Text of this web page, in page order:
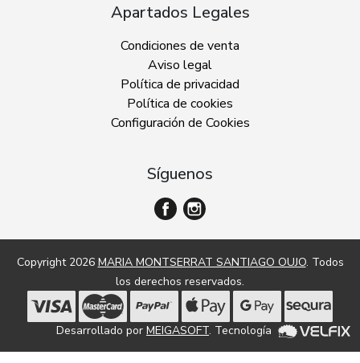
Apartados Legales
Condiciones de venta
Aviso legal
Política de privacidad
Política de cookies
Configuración de Cookies
Síguenos
Copyright 2026 MARIA MONTSERRAT SANTIAGO OUJO. Todos
los derechos reservados.
Desarrollado por MEIGASOFT. Tecnología